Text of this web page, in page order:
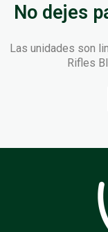
No dejes
Las unidades son
Rifles